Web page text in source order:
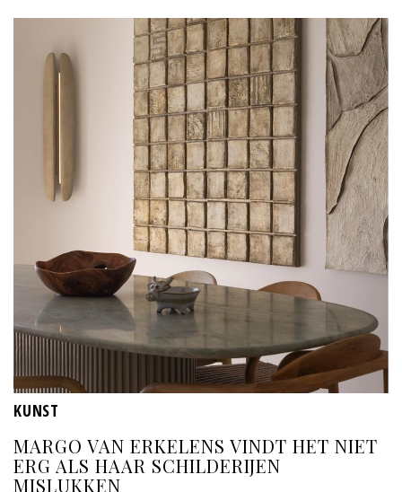
KUNST
MARGO VAN ERKELENS VINDT HET NIET
ERG ALS HAAR SCHILDERIJEN
MISLUKKEN